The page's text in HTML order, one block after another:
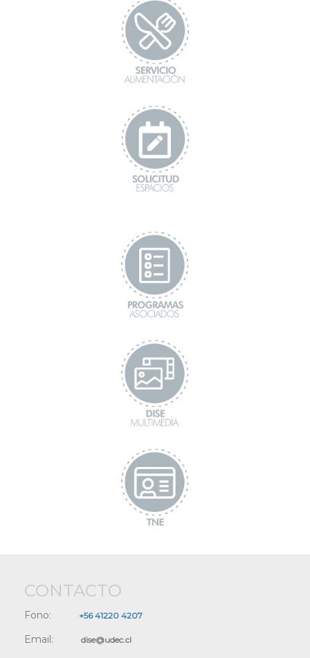
CONTACTO
Fono: +56 41220 4207
Email: dise@udec.cl